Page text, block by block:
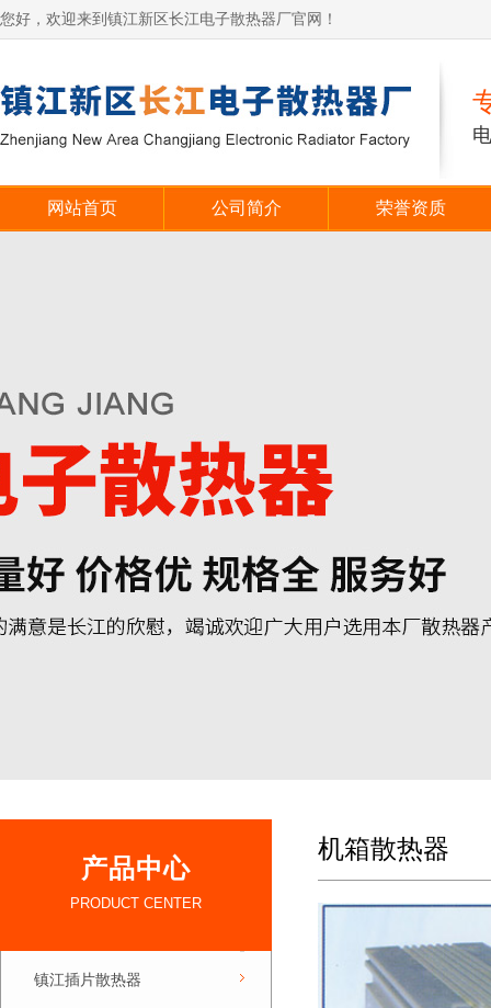
您好，欢迎来到镇江新区长江电子散热器厂官网！
网站首页 公司简介 荣誉资质
产品中心
PRODUCT CENTER
镇江插片散热器
机箱散热器